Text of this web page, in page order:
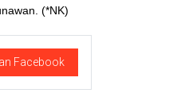
(*NK)
Facebook